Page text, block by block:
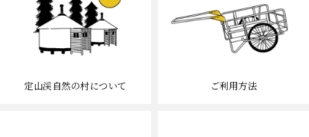
定山渓自然の村について ご利用方法